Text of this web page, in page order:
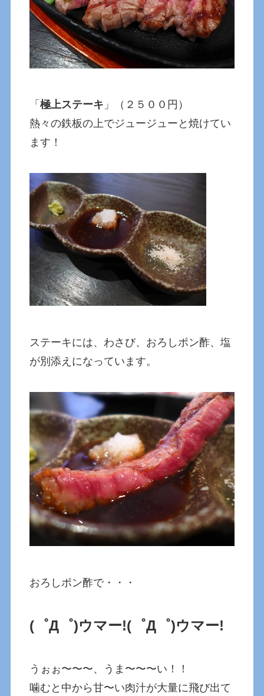
「極上ステーキ 」（２５００円）
熱々の鉄板の上でジュージューと焼けてい
ます！
ステーキには、わさび、おろしポン酢、塩
が別添えになっています。
おろしポン酢で・・・
(゜Д゜)ウマー!(゜Д゜)ウマー!
うぉぉ〜〜〜、うま〜〜〜い！！
噛むと中から甘〜い肉汁が大量に飛び出て